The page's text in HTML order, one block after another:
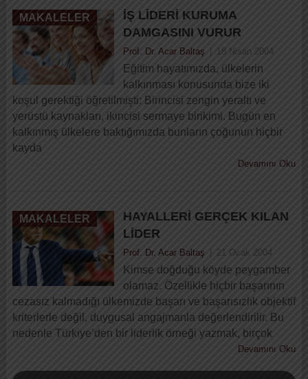
MAKALELER
İŞ LIDERI KURUMA
DAMGASINI VURUR
Prof. Dr. Acar Baltaş 18 Nisan 2004
Eğitim hayatımızda, ülkelerin
kalkınması konusunda bize iki
koşul gerektiği öğretilmişti: Birincisi zengin yeraltı ve
yerüstü kaynakları, ikincisi sermaye birikimi. Bugün en
kalkınmış ülkelere baktığımızda bunların çoğunun hiçbir
kayda
Devamını Oku
MAKALELER
HAYALLERI GERÇEK KILAN
LIDER
Prof. Dr. Acar Baltaş 21 Ocak 2004
Kimse doğduğu köyde peygamber
olamaz. Özellikle hiçbir başarının
cezasız kalmadığı ülkemizde başarı ve başarısızlık objektif
kriterlerle değil, duygusal angajmanla değerlendirilir. Bu
nedenle Türkiye’den bir liderlik örneği yazmak, birçok
Devamını Oku